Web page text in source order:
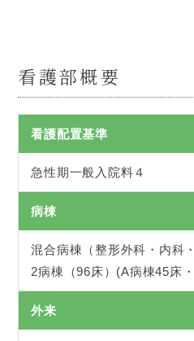
看護部概要
看護配置基準
急性期一般入院料４
病棟
混合病棟（整形外科・内科
2病棟（96床）(A病棟45床
外来